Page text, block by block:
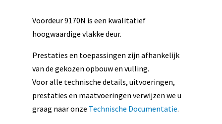
Voordeur 9170N is een kwalitatief
hoogwaardige vlakke deur.
Prestaties en toepassingen zijn afhankelijk
van de gekozen opbouw en vulling.
Voor alle technische details, uitvoeringen,
prestaties en maatvoeringen verwijzen we u
graag naar onze Technische Documentatie.